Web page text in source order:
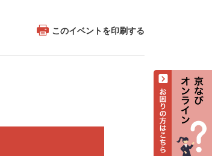
このイベントを印刷する